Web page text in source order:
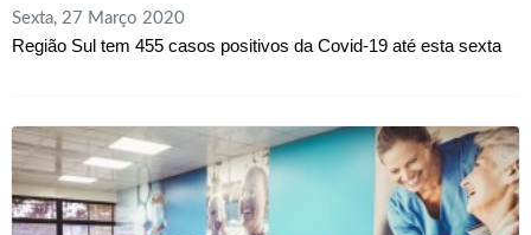
Sexta, 27 Março 2020
Região Sul tem 455 casos positivos da Covid-19 até esta sexta